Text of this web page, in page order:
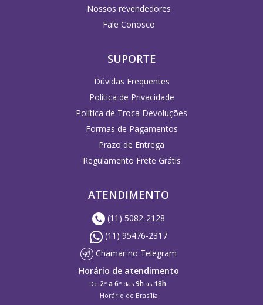
Nossos revendedores
Fale Conosco
SUPORTE
Dúvidas Frequentes
Política de Privacidade
Política de Troca Devoluções
Formas de Pagamentos
Prazo de Entrega
Regulamento Frete Grátis
ATENDIMENTO
(11) 5082-2128
(11) 95476-2317
Chamar no Telegram
Horário de atendimento
De 2ª a 6ª das 9h às 18h.
Horário de Brasília